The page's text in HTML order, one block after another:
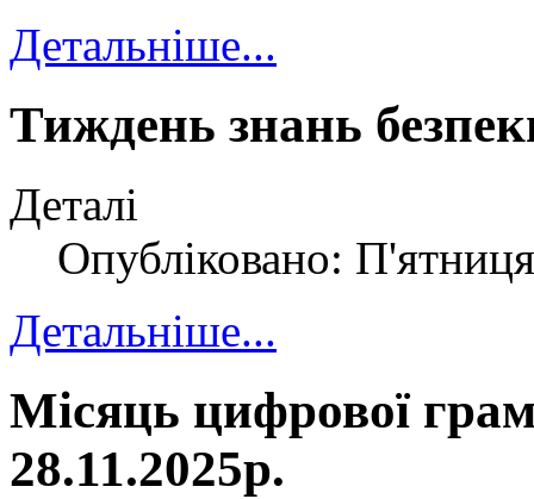
Детальніше...
Тиждень знань
Деталі
Опубліковано:
Детальніше...
Місяць цифрової
28.11.2025р.